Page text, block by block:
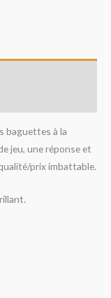
baguettes à la
jeu, une réponse et
prix imbattable.